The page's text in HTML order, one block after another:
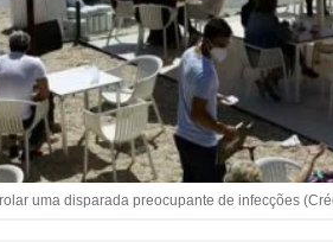
uma disparada preocupante de infecções